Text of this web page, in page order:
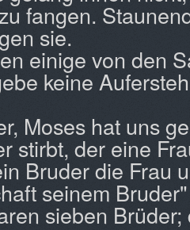
fangen.
sie.
einige von den
keine
Moses hat uns
stirbt, der eine
Bruder die Frau
seinem
sieben